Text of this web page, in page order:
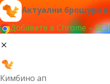
Актуални брошури
Добавете в Chrome –
Кимбино ап